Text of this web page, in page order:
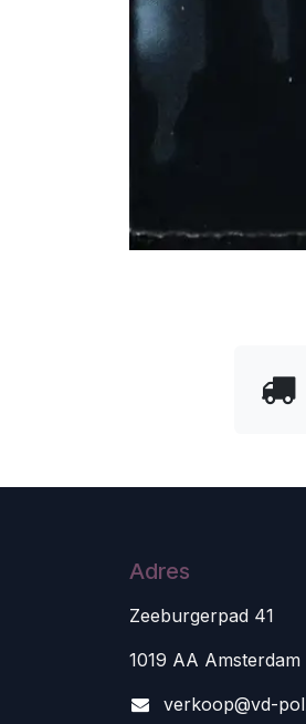
Adres
Zeeburgerpad 41
1019 AA Amsterdam
verkoop@vd-